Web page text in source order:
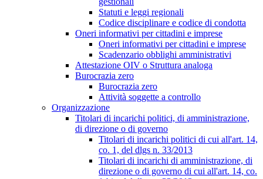
Statuti e leggi regionali
Codice disciplinare e codice di condotta
Oneri informativi per cittadini e imprese
Oneri informativi per cittadini e imprese
Scadenzario obblighi amministrativi
Attestazione OIV o Struttura analoga
Burocrazia zero
Burocrazia zero
Attività soggette a controllo
Organizzazione
Titolari di incarichi politici, di amministrazione,
di direzione o di governo
Titolari di incarichi politici di cui all'art. 14,
co. 1, del dlgs n. 33/2013
Titolari di incarichi di amministrazione, di
direzione o di governo di cui all'art. 14, co.